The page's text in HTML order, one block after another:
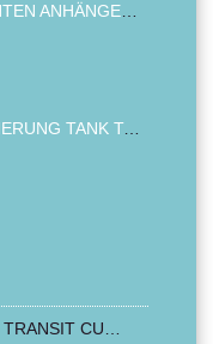
2 X HECKLEUCHTEN ANHÄNGER RÜCKLEUCHTE,LKW RÜCKLEUCHTE, LINKS RECHTS 14LED 12V
DIEBSTAHLSICHERUNG TANK TANKDECKEL DIESELTANK KRAFTSTOFFTANKDECKEL VERRIEGELUNG PASSEND FÜR LKW PKW TRAKTOREN BAGGER 80MM
2+1 LUX FORD TRANSIT CUSTOM 2000-2014 MK6 MK7 Sitzbezüge Kleinbus Lieferwagen Van Schwarz Rot Textil